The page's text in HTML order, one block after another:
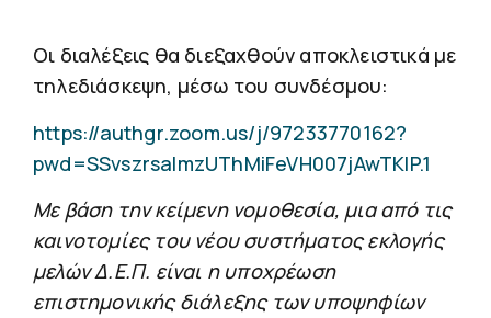
Οι διαλέξεις θα διεξαχθούν αποκλειστικά με
τηλεδιάσκεψη, μέσω του συνδέσμου:
https://authgr.zoom.us/j/97233770162?
pwd=SSvszrsaImzUThMiFeVH007jAwTKIP.1
Με βάση την κείμενη νομοθεσία, μια από τις
καινοτομίες του νέου συστήματος εκλογής
μελών Δ.Ε.Π. είναι η υποχρέωση
επιστημονικής διάλεξης των υποψηφίων